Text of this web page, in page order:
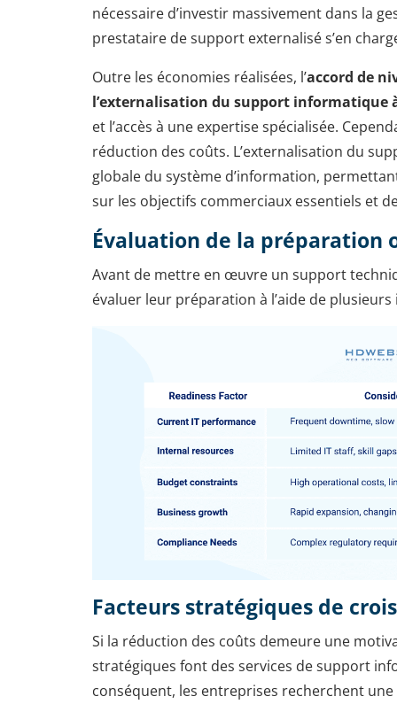
nécessaire d’investir massivement dans la
prestataire de support externalisé s’en
Outre les économies réalisées, l’accord de
l’externalisation du support informatique
et l’accès à une expertise spécialisée.
réduction des coûts. L’externalisation du
globale du système d’information,
sur les objectifs commerciaux essentiels et
Évaluation de la préparation
Avant de mettre en œuvre un support
évaluer leur préparation à l’aide de
Facteurs stratégiques de
Si la réduction des coûts demeure une
stratégiques font des services de support
conséquent, les entreprises recherchent